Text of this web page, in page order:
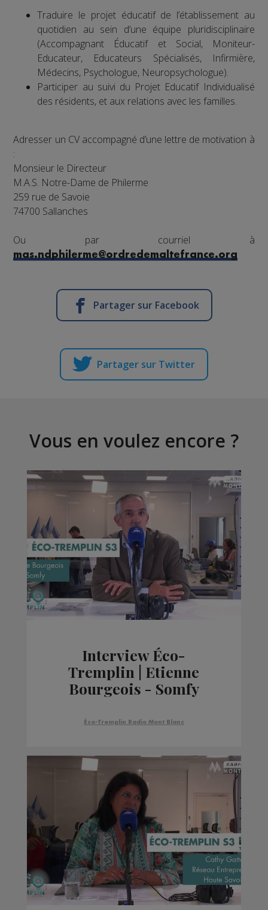
Traduire le projet éducatif de l’établissement au
quotidien au sein d’une équipe pluridisciplinaire
(Accompagnant Éducatif et Social, Moniteur-
Educateur, Educateurs Spécialisés, Infirmière,
Médecins, Psychologue, Neuropsychologue).
Participer au suivi du Projet Educatif Individualisé
des résidents, et aux relations avec les familles.
Adresser un CV accompagné d’une lettre de motivation à
:
Monsieur le Directeur
M.A.S. Notre-Dame de Philerme
259 rue de Savoie
74700 Sallanches
Ou par courriel à
mas.ndphilerme@ordredemaltefrance.org
Partager sur Facebook
Partager sur Twitter
Vous en voulez encore ?
Interview Éco-
Tremplin | Etienne
Bourgeois - Somfy
Éco-Tremplin Radio Mont Blanc